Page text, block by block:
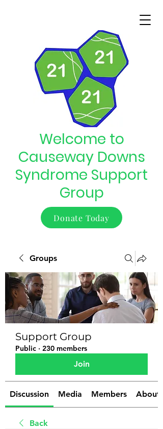
Welcome to
Causeway Downs
Syndrome Support
Group
Donate Today
Groups
Support Group
Public · 230 members
Join
Discussion Media Members About
Back